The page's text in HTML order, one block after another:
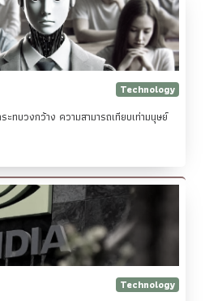
Technology
ทบวงกว้าง ความสามารถเทียบเท่ามนุษย์
Technology